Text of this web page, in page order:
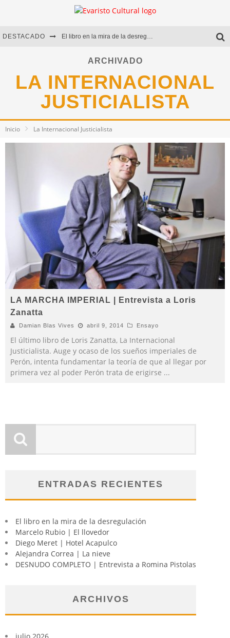
DESTACADO El libro en la mira de la desregulación
Marcelo Rubio | El llovedor
Diego Meret | Hotel Acapulco
Alejandra Correa | La nieve
ARCHIVADO
LA INTERNACIONAL
JUSTICIALISTA
Inicio La Internacional Justicialista
LA MARCHA IMPERIAL | Entrevista a Loris
Zanatta
Damian Blas Vives abril 9, 2014 Ensayo
El último libro de Loris Zanatta, La Internacional
Justicialista. Auge y ocaso de los sueños imperiales de
Perón, intenta fundamentar la teoría de que al llegar por
primera vez al poder Perón trata de erigirse ...
ENTRADAS RECIENTES
El libro en la mira de la desregulación
Marcelo Rubio | El llovedor
Diego Meret | Hotel Acapulco
Alejandra Correa | La nieve
DESNUDO COMPLETO | Entrevista a Romina Pistolas
ARCHIVOS